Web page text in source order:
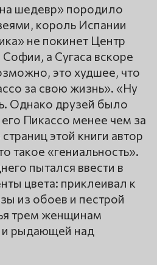
шедевр» породило
король Испании
не покинет Центр
а Сугаса вскоре
это худшее, что
за свою жизнь». «Ну
Однако друзей было
Пикассо менее чем за
этой книги автор
такое «гениальность».
пытался ввести в
цвета: приклеивал к
из обоев и пестрой
трем женщинам
рыдающей над